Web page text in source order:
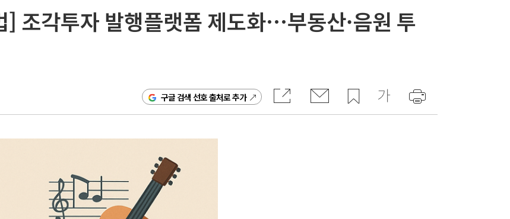
조각투자 발행플랫폼 제도화…부동산·음원 투
구글 검색 선호 출처로 추가
스, 하루 새 ‘와르르’